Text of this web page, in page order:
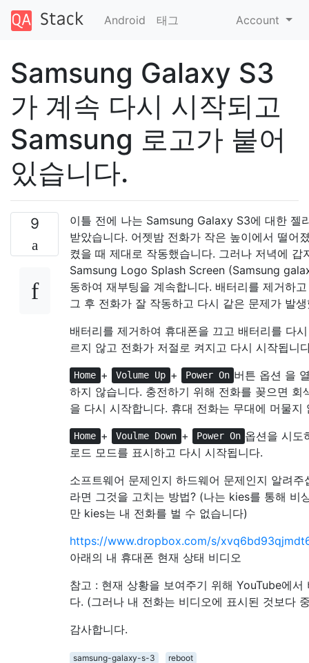
Android 태그 Account
Samsung Galaxy S3
가 계속 다시 시작되고
Samsung 로고가 붙어
있습니다.
9
이틀 전에 나는 Samsung Galaxy S3에 대한 젤
받았습니다. 어젯밤 전화가 작은 높이에서 떨어
켰을 때 제대로 작동했습니다. 그러나 저녁에 갑
Samsung Logo Splash Screen (Samsung
동하여 재부팅을 계속합니다. 배터리를 제거하
그 후 전화가 잘 작동하고 다시 같은 문제가 발
배터리를 제거하여 휴대폰을 끄고 배터리를 다
르지 않고 전화가 저절로 켜지고 다시 시작됩니
Home + Volume Up + Power On 버튼 옵션 을
하지 않습니다. 충전하기 위해 전화를 꽂으면 회
을 다시 시작합니다. 휴대 전화는 무대에 머물지
Home + Voulme Down + Power On 옵션을 시도
로드 모드를 표시하고 다시 시작됩니다.
소프트웨어 문제인지 하드웨어 문제인지 알려
라면 그것을 고치는 방법? (나는 kies를 통해 비
만 kies는 내 전화를 벌 수 없습니다)
https://www.dropbox.com/s/
아래의 내 휴대폰 현재 상태 비디오
참고 : 현재 상황을 보여주기 위해 YouTube에서
다. (그러나 내 전화는 비디오에 표시된 것보다
감사합니다.
samsung-galaxy-s-3 reboot